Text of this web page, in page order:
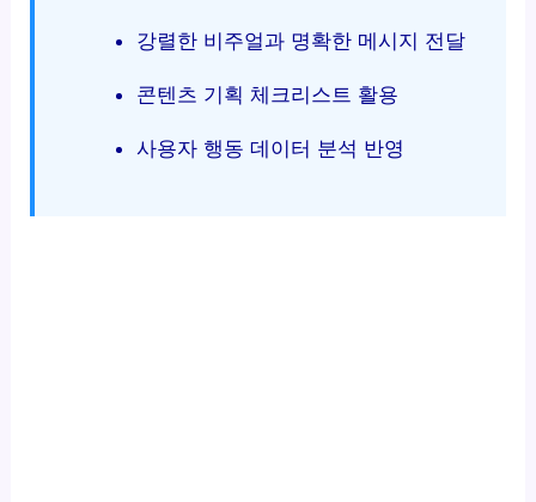
강렬한 비주얼과 명확한 메시지 전달
콘텐츠 기획 체크리스트 활용
사용자 행동 데이터 분석 반영